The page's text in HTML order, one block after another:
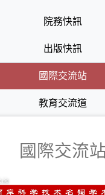
院務快訊
出版快訊
國際交流站(目
(目
教育交流道
國際交流